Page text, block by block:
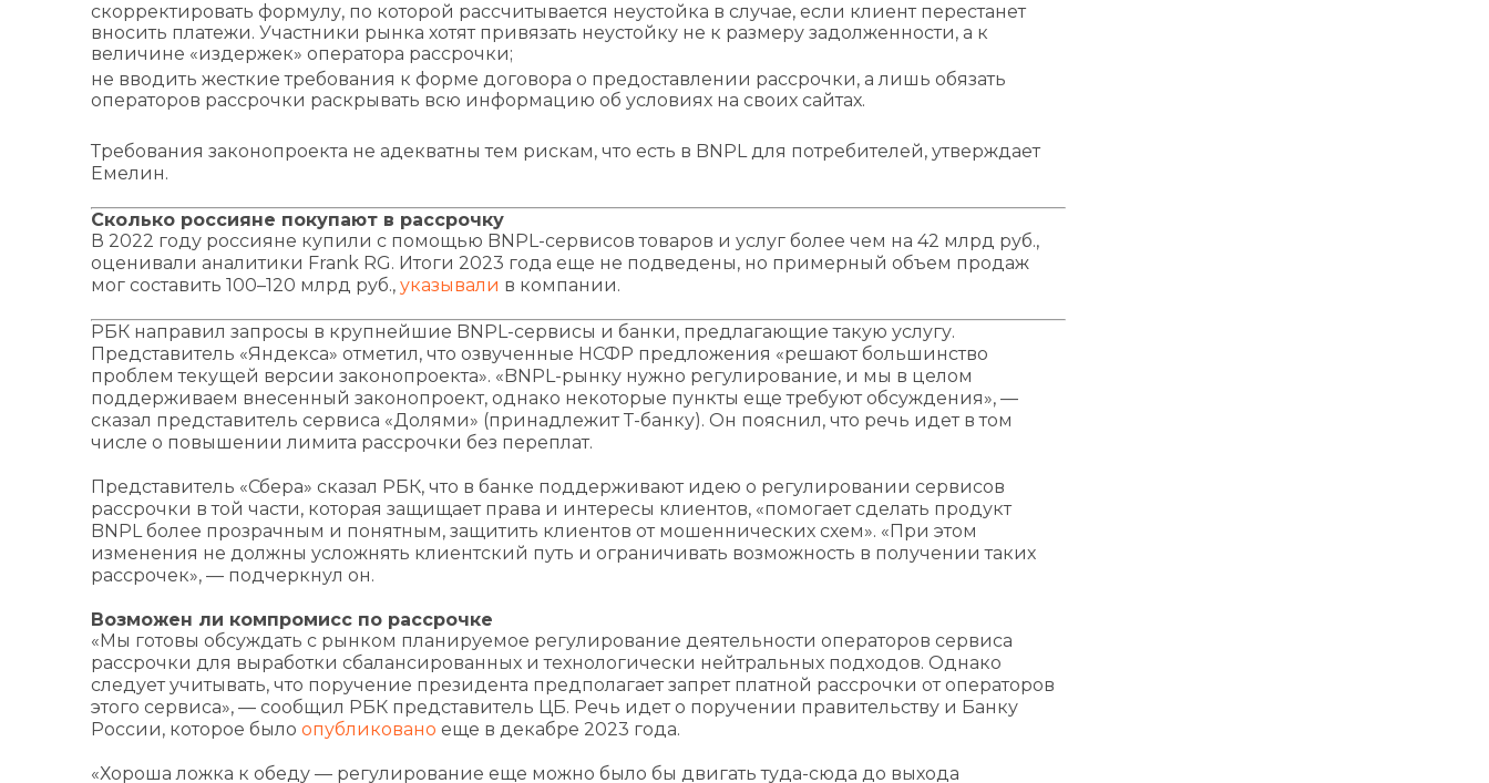
скорректировать формулу, по которой рассчитывается неустойка в случае, если клиент перестанет
вносить платежи. Участники рынка хотят привязать неустойку не к размеру задолженности, а к
величине «издержек» оператора рассрочки;
не вводить жесткие требования к форме договора о предоставлении рассрочки, а лишь обязать
операторов рассрочки раскрывать всю информацию об условиях на своих сайтах.
Требования законопроекта не адекватны тем рискам, что есть в BNPL для потребителей, утверждает
Емелин.
Сколько россияне покупают в рассрочку
В 2022 году россияне купили с помощью BNPL-сервисов товаров и услуг более чем на 42 млрд руб.,
оценивали аналитики Frank RG. Итоги 2023 года еще не подведены, но примерный объем продаж
мог составить 100–120 млрд руб., указывали в компании.
РБК направил запросы в крупнейшие BNPL-сервисы и банки, предлагающие такую услугу.
Представитель «Яндекса» отметил, что озвученные НСФР предложения «решают большинство
проблем текущей версии законопроекта». «BNPL-рынку нужно регулирование, и мы в целом
поддерживаем внесенный законопроект, однако некоторые пункты еще требуют обсуждения», —
сказал представитель сервиса «Долями» (принадлежит Т-банку). Он пояснил, что речь идет в том
числе о повышении лимита рассрочки без переплат.
Представитель «Сбера» сказал РБК, что в банке поддерживают идею о регулировании сервисов
рассрочки в той части, которая защищает права и интересы клиентов, «помогает сделать продукт
BNPL более прозрачным и понятным, защитить клиентов от мошеннических схем». «При этом
изменения не должны усложнять клиентский путь и ограничивать возможность в получении таких
рассрочек», — подчеркнул он.
Возможен ли компромисс по рассрочке
«Мы готовы обсуждать с рынком планируемое регулирование деятельности операторов сервиса
рассрочки для выработки сбалансированных и технологически нейтральных подходов. Однако
следует учитывать, что поручение президента предполагает запрет платной рассрочки от операторов
этого сервиса», — сообщил РБК представитель ЦБ. Речь идет о поручении правительству и Банку
России, которое было опубликовано еще в декабре 2023 года.
«Хороша ложка к обеду — регулирование еще можно было бы двигать туда-сюда до выхода